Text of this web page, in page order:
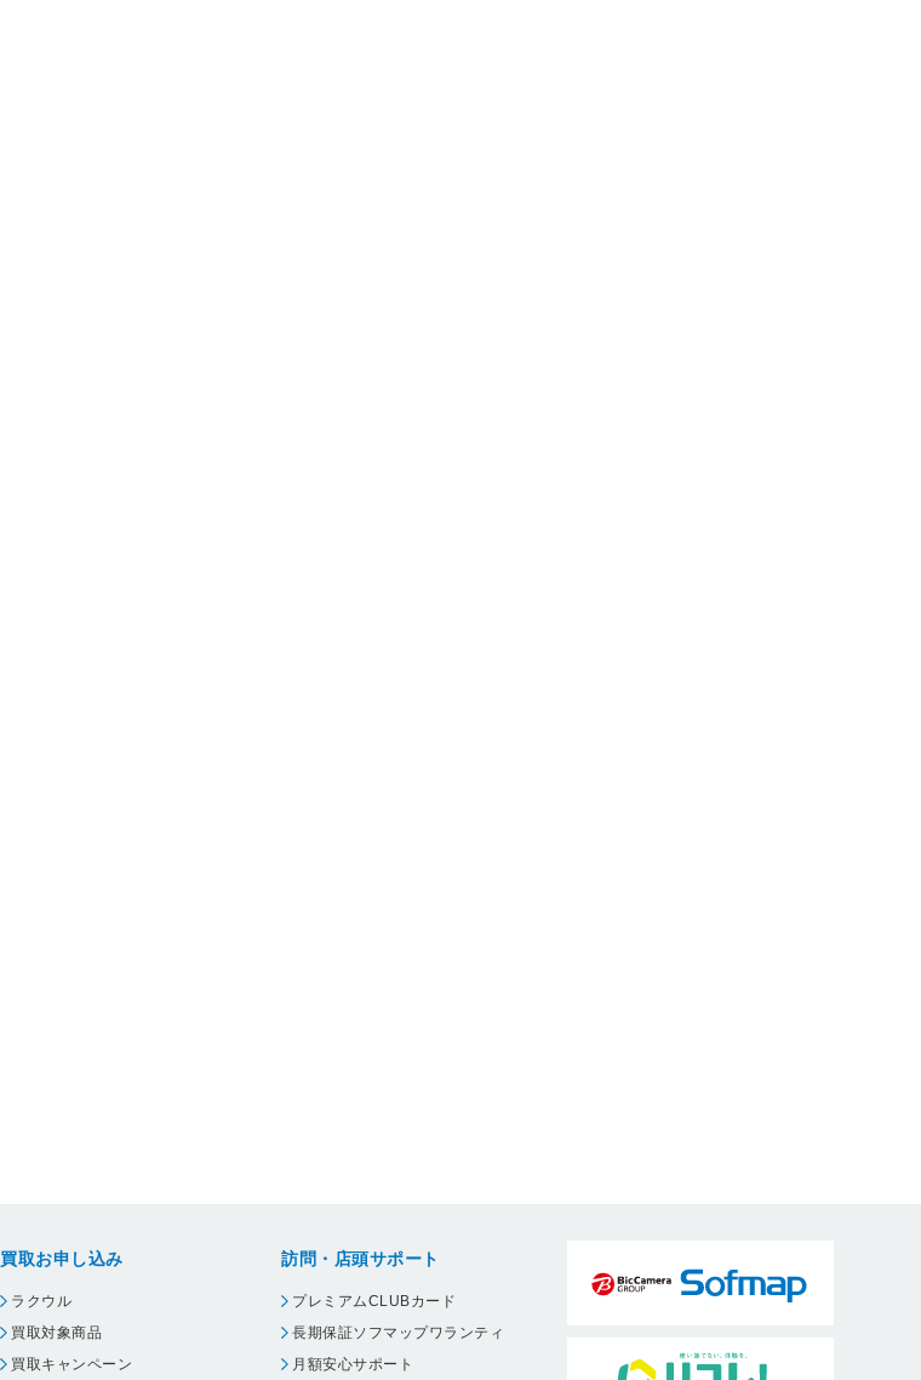
買取お申し込み
ラクウル
買取対象商品
買取キャンペーン
訪問・店頭サポート
プレミアムCLUBカード
長期保証ソフマップワランティ
月額安心サポート